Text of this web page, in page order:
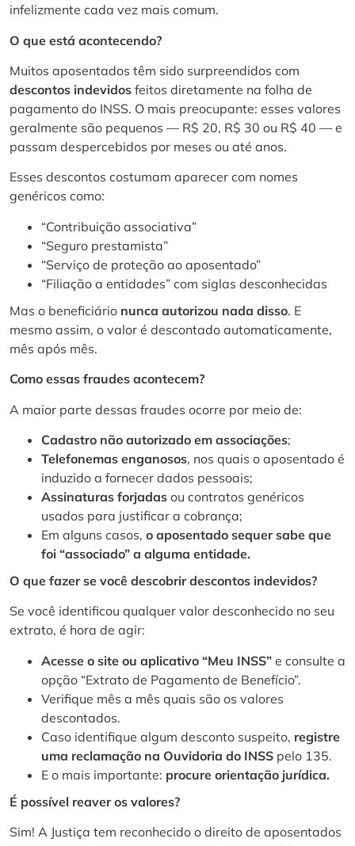
infelizmente cada vez mais comum.
O que está acontecendo?
Muitos aposentados têm sido surpreendidos com
descontos indevidos feitos diretamente na folha de
pagamento do INSS. O mais preocupante: esses valores
geralmente são pequenos — R$ 20, R$ 30 ou R$ 40 — e
passam despercebidos por meses ou até anos.
Esses descontos costumam aparecer com nomes
genéricos como:
“Contribuição associativa”
“Seguro prestamista”
“Serviço de proteção ao aposentado”
“Filiação a entidades” com siglas desconhecidas
Mas o beneficiário nunca autorizou nada disso. E
mesmo assim, o valor é descontado automaticamente,
mês após mês.
Como essas fraudes acontecem?
A maior parte dessas fraudes ocorre por meio de:
Cadastro não autorizado em associações;
Telefonemas enganosos, nos quais o aposentado é
induzido a fornecer dados pessoais;
Assinaturas forjadas ou contratos genéricos
usados para justificar a cobrança;
Em alguns casos, o aposentado sequer sabe que
foi “associado” a alguma entidade.
O que fazer se você descobrir descontos indevidos?
Se você identificou qualquer valor desconhecido no seu
extrato, é hora de agir:
Acesse o site ou aplicativo “Meu INSS” e consulte a
opção “Extrato de Pagamento de Benefício”.
Verifique mês a mês quais são os valores
descontados.
Caso identifique algum desconto suspeito, registre
uma reclamação na Ouvidoria do INSS pelo 135.
E o mais importante: procure orientação jurídica.
É possível reaver os valores?
Sim! A Justiça tem reconhecido o direito de aposentados